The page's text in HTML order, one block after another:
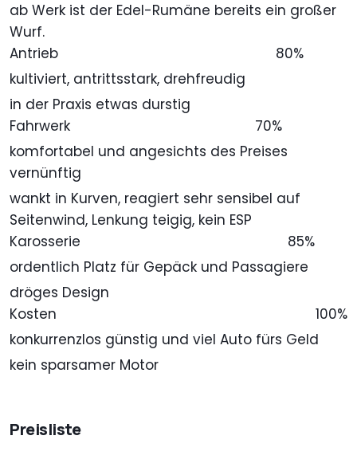
ab Werk ist der Edel-Rumäne bereits ein großer
Wurf.
Antrieb
80%
kultiviert, antrittsstark, drehfreudig
in der Praxis etwas durstig
Fahrwerk
70%
komfortabel und angesichts des Preises
vernünftig
wankt in Kurven, reagiert sehr sensibel auf
Seitenwind, Lenkung teigig, kein ESP
Karosserie
85%
ordentlich Platz für Gepäck und Passagiere
dröges Design
Kosten
100%
konkurrenzlos günstig und viel Auto fürs Geld
kein sparsamer Motor
Preisliste